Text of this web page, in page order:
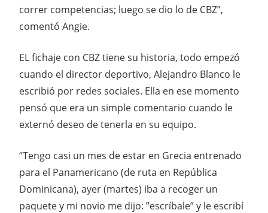
correr competencias; luego se dio lo de CBZ”,
comentó Angie.
EL fichaje con CBZ tiene su historia, todo empezó
cuando el director deportivo, Alejandro Blanco le
escribió por redes sociales. Ella en ese momento
pensó que era un simple comentario cuando le
externó deseo de tenerla en su equipo.
“Tengo casi un mes de estar en Grecia entrenado
para el Panamericano (de ruta en República
Dominicana), ayer (martes) iba a recoger un
paquete y mi novio me dijo: ”escríbale” y le escribí